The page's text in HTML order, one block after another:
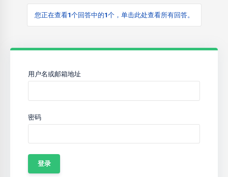
您正在查看1个回答中的1个，单击此处查看所有回答。
用户名或邮箱地址
密码